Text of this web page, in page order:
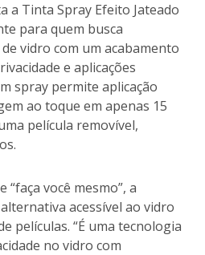
a Tinta Spray Efeito Jateado
para quem busca
vidro com um acabamento
e aplicações
spray permite aplicação
ao toque em apenas 15
película removível,
você mesmo”, a
acessível ao vidro
películas. “É uma tecnologia
no vidro com